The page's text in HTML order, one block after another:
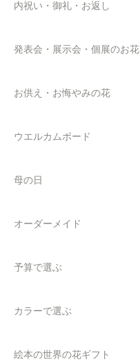
内祝い・御礼・お返し
発表会・展示会・個展のお花
お供え・お悔やみの花
ウエルカムボード
母の日
オーダーメイド
予算で選ぶ
カラーで選ぶ
絵本の世界の花ギフト